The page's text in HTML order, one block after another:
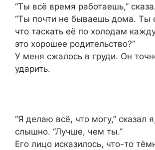
“Ты всё время работаешь,”
“Ты почти не бываешь дома. Ты
что таскать её по холодам
это хорошее родительство?”
У меня сжалось в груди. Он
ударить.
“Я делаю всё, что могу,” сказал
слышно. “Лучше, чем ты.”
Его лицо исказилось, что-то